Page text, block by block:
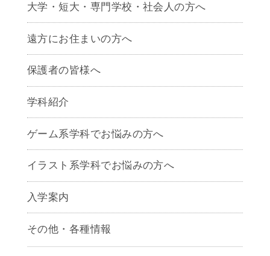
大学・短大・専門学校・社会人の方へ
遠方にお住まいの方へ
保護者の皆様へ
学科紹介
ゲームクリエイター学科
CG学科
アニメーション学科
声優学科
ゲーム系学科でお悩みの方へ
イラスト系学科でお悩みの方へ
入学案内
募集要項
早期出願制度・AOエントリー
その他・各種情報
アクセス